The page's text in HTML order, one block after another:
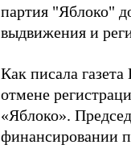
партия "Яблоко"
выдвижения и
Как писала
отмене
«Яблоко».
финансировании